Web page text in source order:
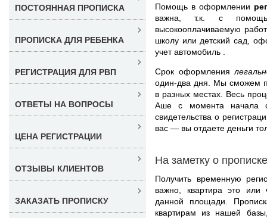
Помощь в оформлении
важна, т.к. с
высокооплачиваемую
школу или детский сад,
учет автомобиль .
Срок оформления
один-два дня. Мы сможем
в разных местах. Весь
Аше с момента начала
свидетельства о
вас — вы отдаете деньги
На заметку о прописке
Получить временную
важно, квартира это или
данной площади.
квартирам из нашей
ПОСТОЯННАЯ ПРОПИСКА
ПРОПИСКА ДЛЯ РЕБЕНКА
РЕГИСТРАЦИЯ ДЛЯ РВП
ОТВЕТЫ НА ВОПРОСЫ
ЦЕНА РЕГИСТРАЦИИ
ОТЗЫВЫ КЛИЕНТОВ
ЗАКАЗАТЬ ПРОПИСКУ